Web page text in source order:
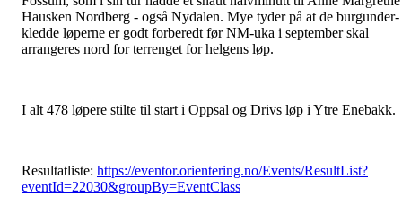
Hausken Nordberg - også Nydalen. Mye tyder på at de burgunder-
kledde løperne er godt forberedt før NM-uka i september skal
arrangeres nord for terrenget for helgens løp.
I alt 478 løpere stilte til start i Oppsal og Drivs løp i Ytre Enebakk.
Resultatliste: https://eventor.orientering.no/Events/ResultList?
eventId=22030&groupBy=EventClass